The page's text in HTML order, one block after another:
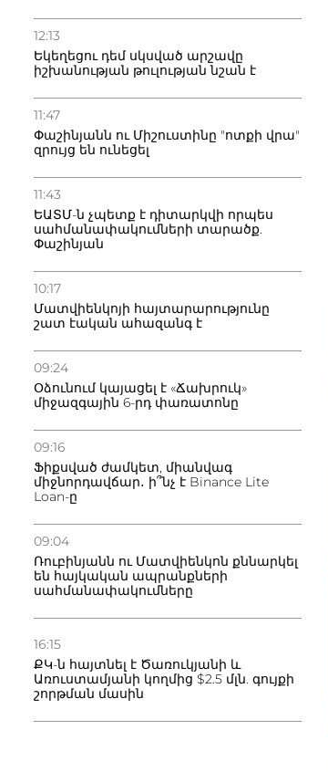
12:13
Եկեղեցու դեմ սկսված արշավը
իշխանության թուլության նշան է
11:47
Փաշինյանն ու Միշուստինը "ոտքի վրա"
զրույց են ունեցել
11:43
ԵԱՏՄ-ն չպետք է դիտարկվի որպես
սահմանափակումների տարածք.
Փաշինյան
10:17
Մատվիենկոյի հայտարարությունը
շատ էական ահազանգ է
09:24
Օձունում կայացել է «Ճախրուկ»
միջազգային 6-րդ փառատոնը
09:16
Ֆիքսված ժամկետ, միանվագ
միջնորդավճար․ ի՞նչ է Binance Lite
Loan-ը
09:04
Ռուբինյանն ու Մատվիենկոն քննարկել
են հայկական ապրանքների
սահմանափակումները
16:15
ՔԿ-ն հայտնել է Ծառուկյանի և
Առուստամյանի կողմից $2.5 մլն. գույքի
շորթման մասին